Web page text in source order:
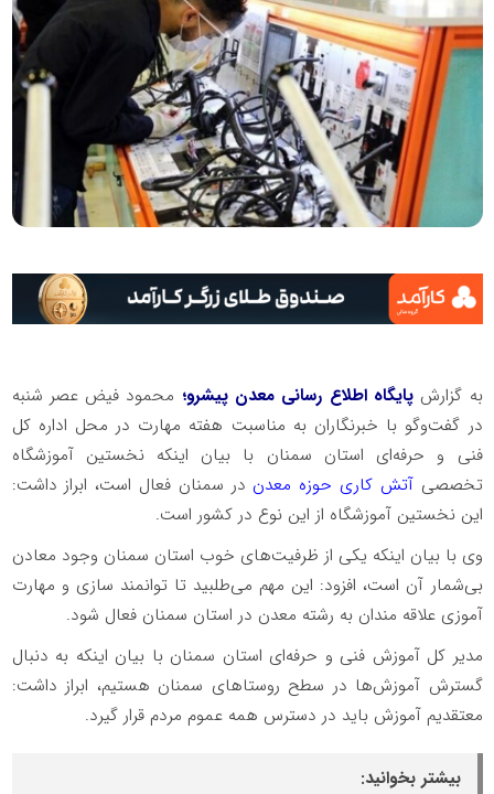
به گزارش پایگاه اطلاع رسانی معدن پیشرو؛ محمود فیض عصر شنبه
در گفت‌وگو با خبرنگاران به مناسبت هفته مهارت در محل اداره کل
فنی و حرفه‌ای استان سمنان با بیان اینکه نخستین آموزشگاه
تخصصی آتش کاری حوزه معدن در سمنان فعال است، ابراز داشت:
این نخستین آموزشگاه از این نوع در کشور است.
وی با بیان اینکه یکی از ظرفیت‌های خوب استان سمنان وجود معادن
بی‌شمار آن است، افزود: این مهم می‌طلبید تا توانمند سازی و مهارت
آموزی علاقه مندان به رشته معدن در استان سمنان فعال شود.
مدیر کل آموزش فنی و حرفه‌ای استان سمنان با بیان اینکه به دنبال
گسترش آموزش‌ها در سطح روستاهای سمنان هستیم، ابراز داشت:
معتقدیم آموزش باید در دسترس همه عموم مردم قرار گیرد.
بیشتر بخوانید: